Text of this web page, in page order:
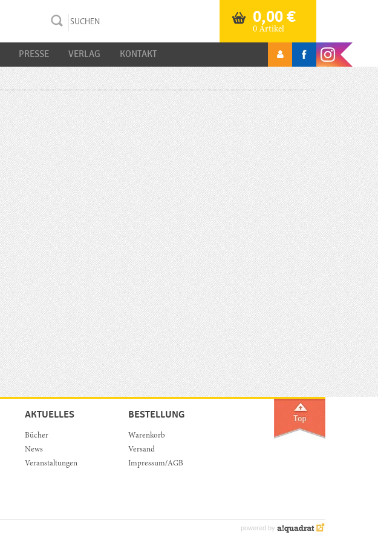
0,00€
0 Artikel
PRESSE VERLAG KONTAKT
AKTUELLES
Bücher
News
Veranstaltungen
BESTELLUNG
Warenkorb
Versand
Impressum/AGB
powered by